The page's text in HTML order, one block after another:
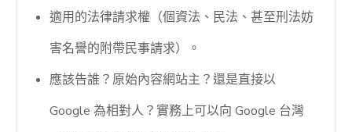
適用的法律請求權（個資法、民法、甚至刑法妨
害名譽的附帶民事請求）。
應該告誰？原始內容網站主？還是直接以
Google 為相對人？實務上可以向 Google 台灣